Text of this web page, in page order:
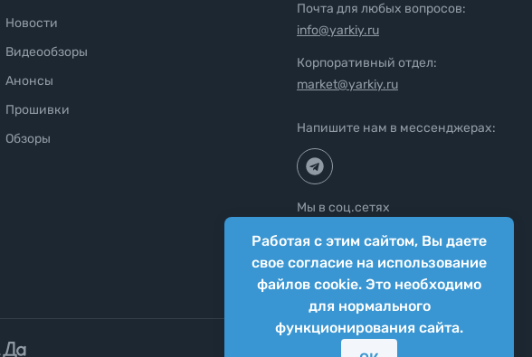
Работая с этим сайтом, Вы даете
свое согласие на использование
файлов cookie. Это необходимо
для нормального
функционирования сайта.
Новости
Видеообзоры
Анонсы
Прошивки
Обзоры
Почта для любых вопросов:
info@yarkiy.ru
Корпоративный отдел:
market@yarkiy.ru
Напишите нам в мессенджерах:
Мы в соц.сетях